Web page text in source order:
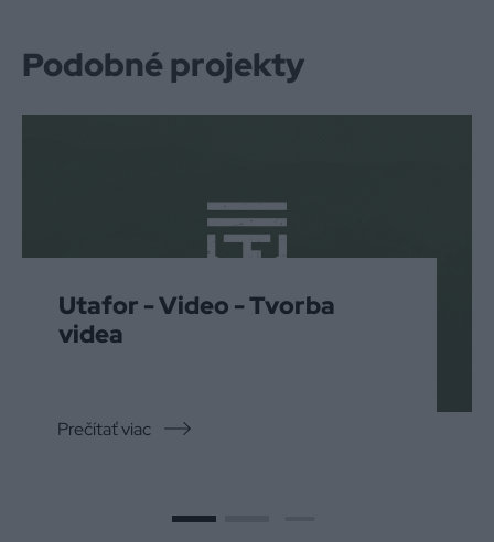
Podobné projekty
Utafor - Video - Tvorba
videa
Prečítať viac